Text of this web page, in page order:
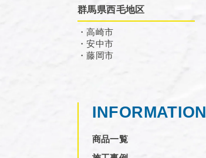
群馬県西毛地区
・高崎市
・安中市
・藤岡市
INFORMATION
商品一覧